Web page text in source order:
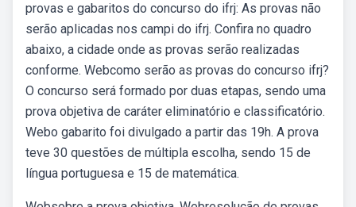
provas e gabaritos do concurso do ifrj: As provas não
serão aplicadas nos campi do ifrj. Confira no quadro
abaixo, a cidade onde as provas serão realizadas
conforme. Webcomo serão as provas do concurso ifrj?
O concurso será formado por duas etapas, sendo uma
prova objetiva de caráter eliminatório e classificatório.
Webo gabarito foi divulgado a partir das 19h. A prova
teve 30 questões de múltipla escolha, sendo 15 de
língua portuguesa e 15 de matemática.